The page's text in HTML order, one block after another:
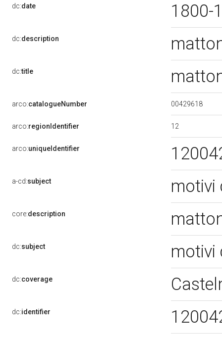
dc:date 1800-
dc:description
dc:title
arco:catalogueNumber 00429618
arco:regionIdentifier 12
arco:uniqueIdentifier
a-cd:subject motivi
core:description
dc:subject motivi
dc:coverage
dc:identifier